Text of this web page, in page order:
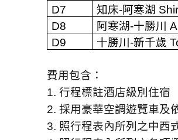
D7
知床-阿寒湖
D8
阿寒湖-十勝川
D9
十勝川-新千歲
費用包含：
1. 行程標註酒店級別住宿
2. 採用豪華空調遊覽車及
3. 照行程表內所列之中西